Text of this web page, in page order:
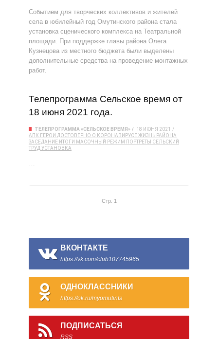
Событием для творческих коллективов и жителей
села в юбилейный год Омутинского района стала
установка сценического комплекса на Театральной
площади. При поддержке главы района Олега
Кузнецова из местного бюджета были выделены
дополнительные средства на проведение монтажных
работ.
Телепрограмма Сельское время от
18 июня 2021 года.
ТЕЛЕПРОГРАММА «СЕЛЬСКОЕ ВРЕМЯ»
18 ИЮНЯ 2021
АПК ГЕРОИ ДОСТОВЕРНО О КОРОНАВИРУСЕЖИЗНЬ РАЙОНА
ЗАСЕДАНИЕ ИТОГИ МАСОЧНЫЙ РЕЖИМ ПОРТРЕТЫ СЕЛЬСКИЙ
ТРУД УСТАНОВКА
…
Стр. 1
ВКОНТАКТЕ
https://vk.com/club107745965
ОДНОКЛАССНИКИ
https://ok.ru/myomutints
ПОДПИСАТЬСЯ
RSS